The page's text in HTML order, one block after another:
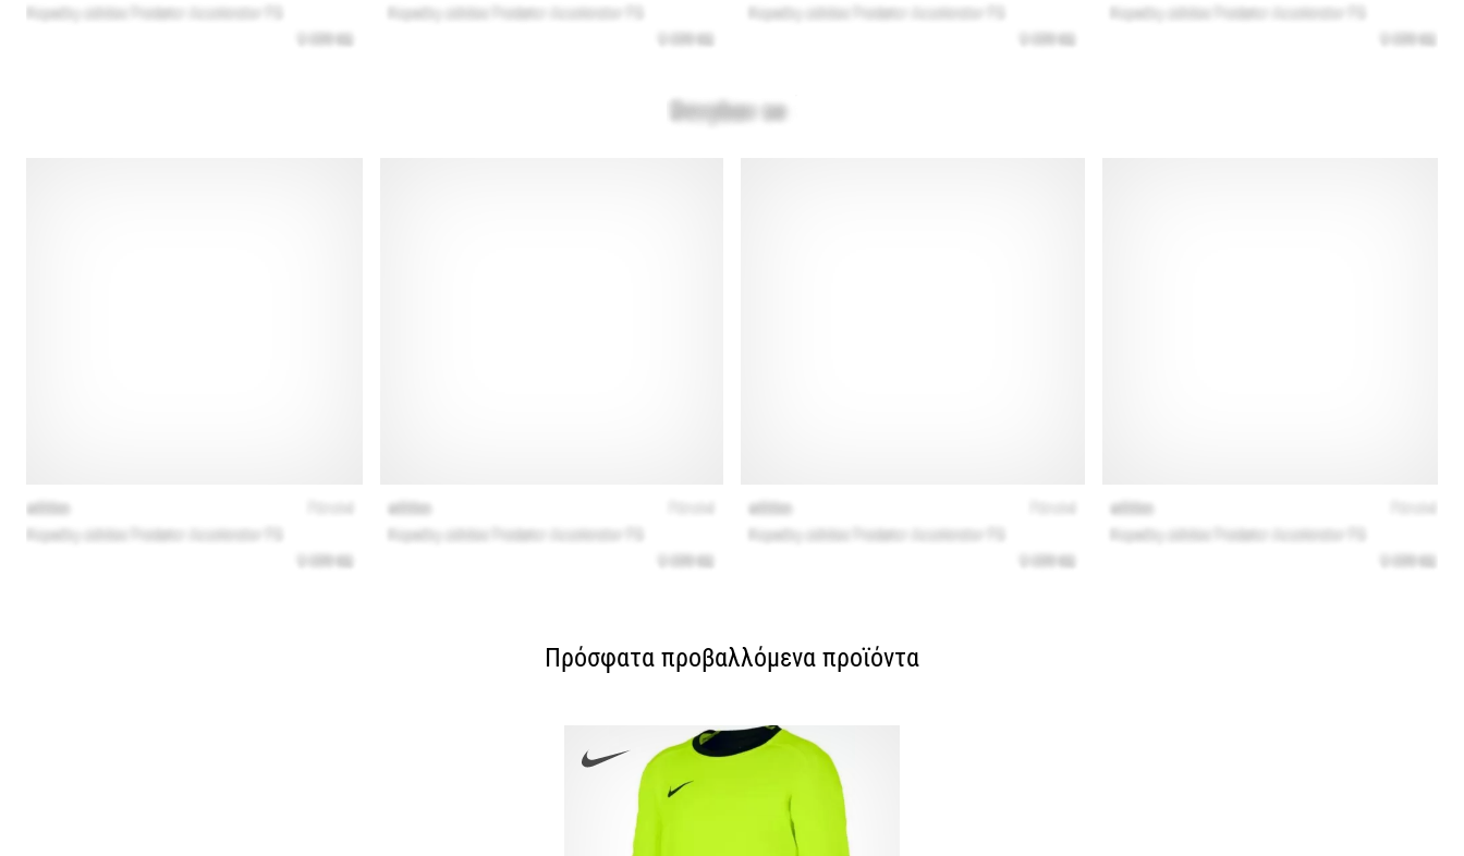
Πρόσφατα προβαλλόμενα προϊόντα